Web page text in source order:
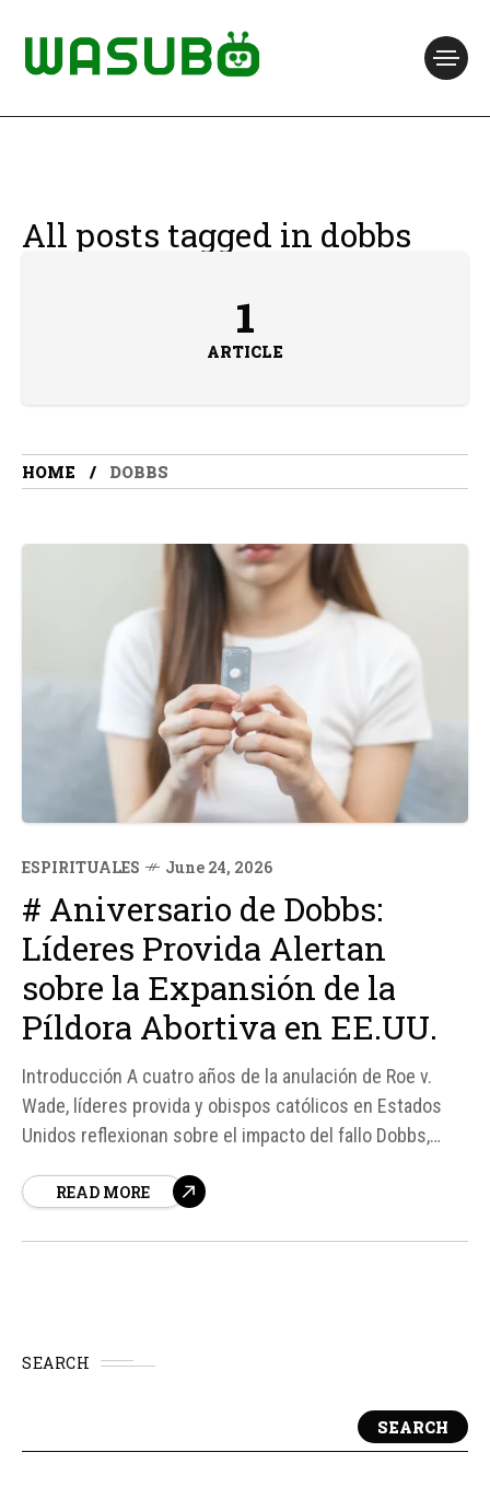
All posts tagged in dobbs
1
ARTICLE
HOME DOBBS
ESPIRITUALES June 24, 2026
# Aniversario de Dobbs:
Líderes Provida Alertan
sobre la Expansión de la
Píldora Abortiva en EE.UU.
Introducción A cuatro años de la anulación de Roe v.
Wade, líderes provida y obispos católicos en Estados
Unidos reflexionan sobre el impacto del fallo Dobbs,
pero también expresando preocupación por el aumento
READ MORE
SEARCH
SEARCH